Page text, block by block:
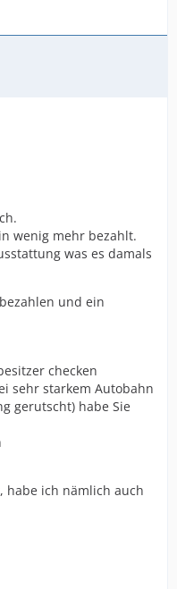
wenig mehr bezahlt.
was es damals
und ein
checken
sehr starkem Autobahn
gerutscht) habe Sie
habe ich nämlich auch